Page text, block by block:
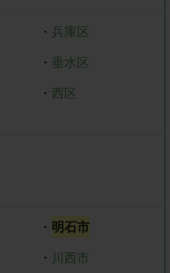
・ 兵庫区
・ 垂水区
・ 西区
・ 明石市
・ 川西市